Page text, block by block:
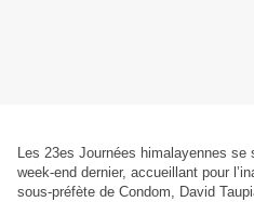
Les 23es Journées himalayennes
week-end dernier, accueillant pour
sous-préfète de Condom, David